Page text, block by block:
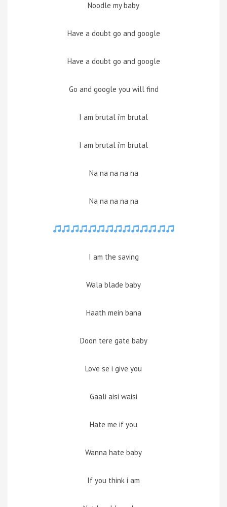
Noodle my baby
Have a doubt go and google
Have a doubt go and google
Go and google you will find
I am brutal i’m brutal
I am brutal i’m brutal
Na na na na na
Na na na na na
I am the saving
Wala blade baby
Haath mein bana
Doon tere gate baby
Love se i give you
Gaali aisi waisi
Hate me if you
Wanna hate baby
If you think i am